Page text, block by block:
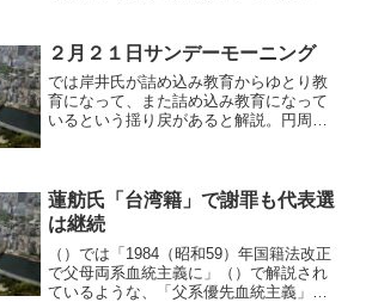
ました（＾＿＾;）列に並んでいたのです
が、前に並んだ人の後ろポ...
２月２１日サンデーモーニング
では岸井氏が詰め込み教育からゆとり教
育になって、また詰め込み教育になって
いるという揺り戻があると解説。円周率
教えないので、金持ちが有...
蓮舫氏「台湾籍」で謝罪も代表選
は継続
（）では「1984（昭和59）年国籍法改正
で父母両系血統主義に」（）で解説され
ているような、「父系優先血統主義」に